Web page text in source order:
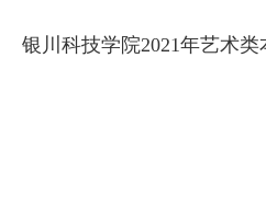
银川科技学院2021年艺术类